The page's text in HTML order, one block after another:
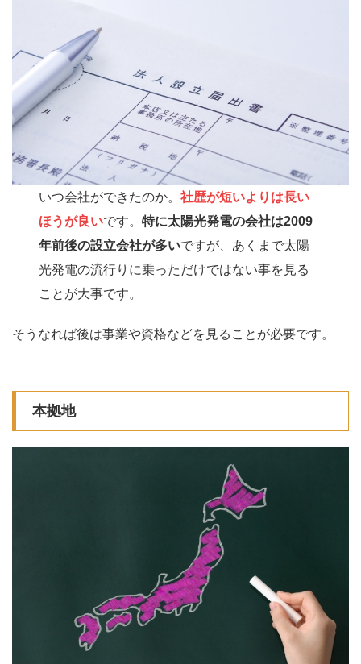
いつ会社ができたのか。社歴が短いよりは長い
ほうが良いです。特に太陽光発電の会社は2009
年前後の設立会社が多いですが、あくまで太陽
光発電の流行りに乗っただけではない事を見る
ことが大事です。
そうなれば後は事業や資格などを見ることが必要です。
本拠地